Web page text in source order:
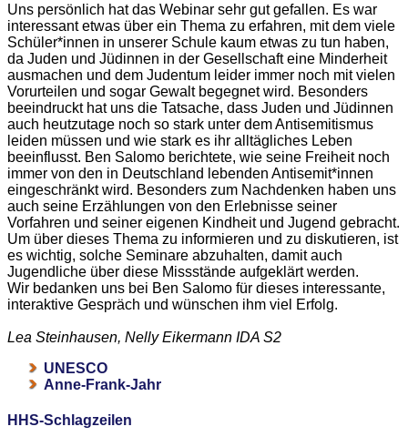
Uns persönlich hat das Webinar sehr gut gefallen. Es war
interessant etwas über ein Thema zu erfahren, mit dem viele
Schüler*innen in unserer Schule kaum etwas zu tun haben,
da Juden und Jüdinnen in der Gesellschaft eine Minderheit
ausmachen und dem Judentum leider immer noch mit vielen
Vorurteilen und sogar Gewalt begegnet wird. Besonders
beeindruckt hat uns die Tatsache, dass Juden und Jüdinnen
auch heutzutage noch so stark unter dem Antisemitismus
leiden müssen und wie stark es ihr alltägliches Leben
beeinflusst. Ben Salomo berichtete, wie seine Freiheit noch
immer von den in Deutschland lebenden Antisemit*innen
eingeschränkt wird. Besonders zum Nachdenken haben uns
auch seine Erzählungen von den Erlebnisse seiner
Vorfahren und seiner eigenen Kindheit und Jugend gebracht.
Um über dieses Thema zu informieren und zu diskutieren, ist
es wichtig, solche Seminare abzuhalten, damit auch
Jugendliche über diese Missstände aufgeklärt werden.
Wir bedanken uns bei Ben Salomo für dieses interessante,
interaktive Gespräch und wünschen ihm viel Erfolg.
Lea Steinhausen, Nelly Eikermann IDA S2
UNESCO
Anne-Frank-Jahr
HHS-Schlagzeilen